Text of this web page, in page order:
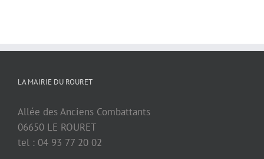
LA MAIRIE DU ROURET
Allée des Anciens Combattants
06650 LE ROURET
tel : 04 93 77 20 02